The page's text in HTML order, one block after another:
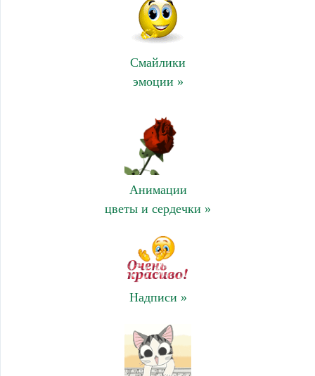
Смайлики
эмоции »
Анимации
цветы и сердечки »
Надписи »